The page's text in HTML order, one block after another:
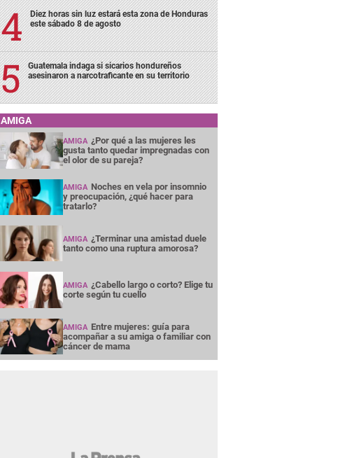
Diez horas sin luz estará esta zona de Honduras
este sábado 8 de agosto
Guatemala indaga si sicarios hondureños
asesinaron a narcotraficante en su territorio
AMIGA
AMIGA ¿Por qué a las mujeres les
gusta tanto quedar impregnadas con
el olor de su pareja?
AMIGA Noches en vela por insomnio
y preocupación, ¿qué hacer para
tratarlo?
AMIGA ¿Terminar una amistad duele
tanto como una ruptura amorosa?
AMIGA ¿Cabello largo o corto? Elige tu
corte según tu cuello
AMIGA Entre mujeres: guía para
acompañar a su amiga o familiar con
cáncer de mama